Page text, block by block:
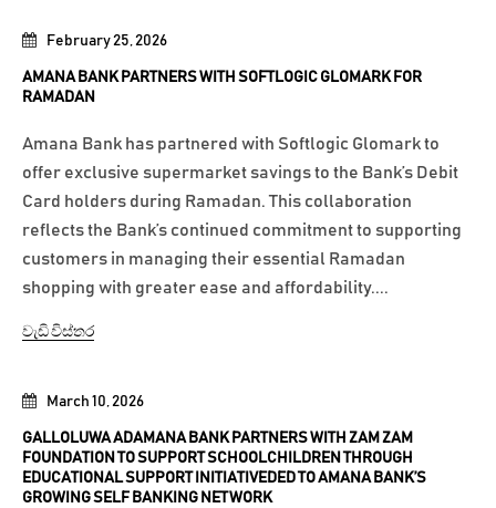
March 10, 2026
GALLOLUWA ADAMANA BANK PARTNERS WITH ZAM ZAM
FOUNDATION TO SUPPORT SCHOOLCHILDREN THROUGH
EDUCATIONAL SUPPORT INITIATIVEDED TO AMANA BANK’S
GROWING SELF BANKING NETWORK
February 25, 2026
AMANA BANK PARTNERS WITH SOFTLOGIC GLOMARK FOR
RAMADAN
Amana Bank has partnered with Softlogic Glomark to
offer exclusive supermarket savings to the Bank’s Debit
Card holders during Ramadan. This collaboration
reflects the Bank’s continued commitment to supporting
customers in managing their essential Ramadan
shopping with greater ease and affordability....
වැඩි විස්තර